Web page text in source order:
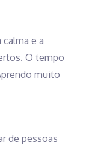
calma e a
O tempo
muito
de pessoas